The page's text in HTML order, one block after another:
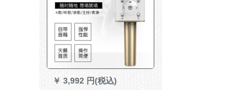
￥ 3,992 円(税込)